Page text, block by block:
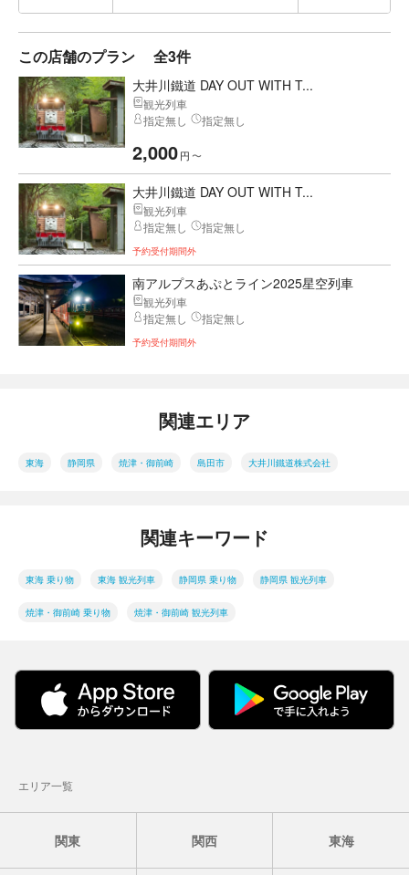
この店舗のプラン 全3件
大井川鐵道 DAY OUT WITH T...
観光列車
指定無し
指定無し
2,000円 〜
大井川鐵道 DAY OUT WITH T...
観光列車
指定無し
指定無し
予約受付期間外
南アルプスあぷとライン2025星空列車
観光列車
指定無し
指定無し
予約受付期間外
関連エリア
東海 静岡県 焼津・御前崎 島田市 大井川鐵道株式会社
関連キーワード
東海 乗り物 東海 観光列車 静岡県 乗り物 静岡県 観光列車
焼津・御前崎 乗り物 焼津・御前崎 観光列車
エリア一覧
関東 関西 東海